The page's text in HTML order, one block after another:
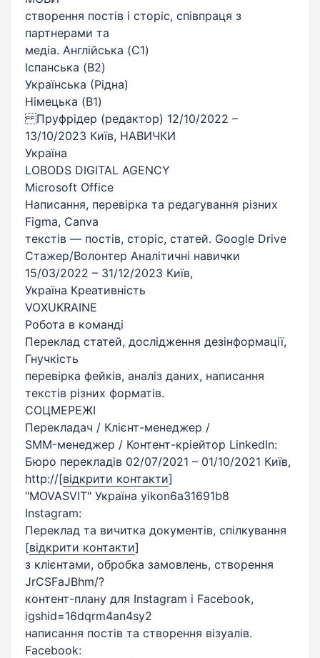
створення постів і сторіс, співпраця з
партнерами та
медіа. Англійська (C1)
Іспанська (B2)
Українська (Рідна)
Німецька (B1)
Пруфрідер (редактор) 12/10/2022 –
13/10/2023 Київ, НАВИЧКИ
Україна
LOBODS DIGITAL AGENCY
Microsoft Office
Написання, перевірка та редагування різних
Figma, Canva
текстів — постів, сторіс, статей. Google Drive
Стажер/Волонтер Аналітичні навички
15/03/2022 – 31/12/2023 Київ,
Україна Креативність
VOXUKRAINE
Робота в команді
Переклад статей, дослідження дезінформації,
Гнучкість
перевірка фейків, аналіз даних, написання
текстів різних форматів.
СОЦМЕРЕЖІ
Перекладач / Клієнт-менеджер /
SMM-менеджер / Контент-кріейтор LinkedIn:
Бюро перекладів 02/07/2021 – 01/10/2021 Київ,
http://[відкрити контакти]
"MOVASVIT" Україна yikon6a31691b8
Instagram:
Переклад та вичитка документів, спілкування
[відкрити контакти]
з клієнтами, обробка замовлень, створення
JrCSFaJBhm/?
контент-плану для Instagram і Facebook,
igshid=16dqrm4an4sy2
написання постів та створення візуалів.
Facebook: